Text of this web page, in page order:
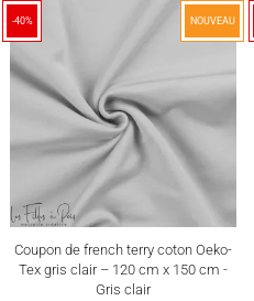
-40% NOUVEAU
Coupon de french terry coton Oeko-
Tex gris clair – 120 cm x 150 cm -
Gris clair